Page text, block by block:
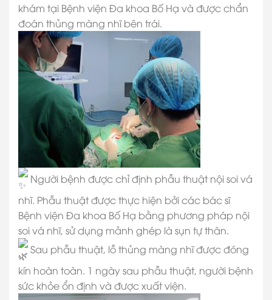
khám tại Bệnh viện Đa khoa Bố Hạ và được chẩn
đoán thủng màng nhĩ bên trái.
Người bệnh được chỉ định phẫu thuật nội soi vá
nhĩ. Phẫu thuật được thực hiện bởi các bác sĩ
Bệnh viện Đa khoa Bố Hạ bằng phương pháp nội
soi vá nhĩ, sử dụng mảnh ghép là sụn tự thân.
Sau phẫu thuật, lỗ thủng màng nhĩ được đóng
kín hoàn toàn. 1 ngày sau phẫu thuật, người bệnh
sức khỏe ổn định và được xuất viện.